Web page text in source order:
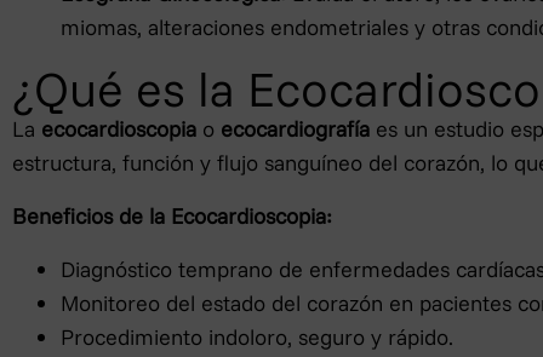
miomas, alteraciones endometriales y otras
¿Qué es la
La ecocardioscopia o ecocardiografía es un estudio
estructura, función y flujo sanguíneo del corazón, lo
Beneficios de la Ecocardioscopia:
Diagnóstico temprano de enfermedades
Monitoreo del estado del corazón en pacientes
Procedimiento indoloro, seguro y rápido.
conservaremos para el ejercicio
afecte a la licitud del tratamiento
– Derecho de oposición: Usted
salvo por motivos legítimos
– Derecho a la portabilidad de
transferidos a cualquier otra
datos dirigiéndose por escrito a
dirección postal: AVD DE LA
PROTECCIÓN DE DATOS, o